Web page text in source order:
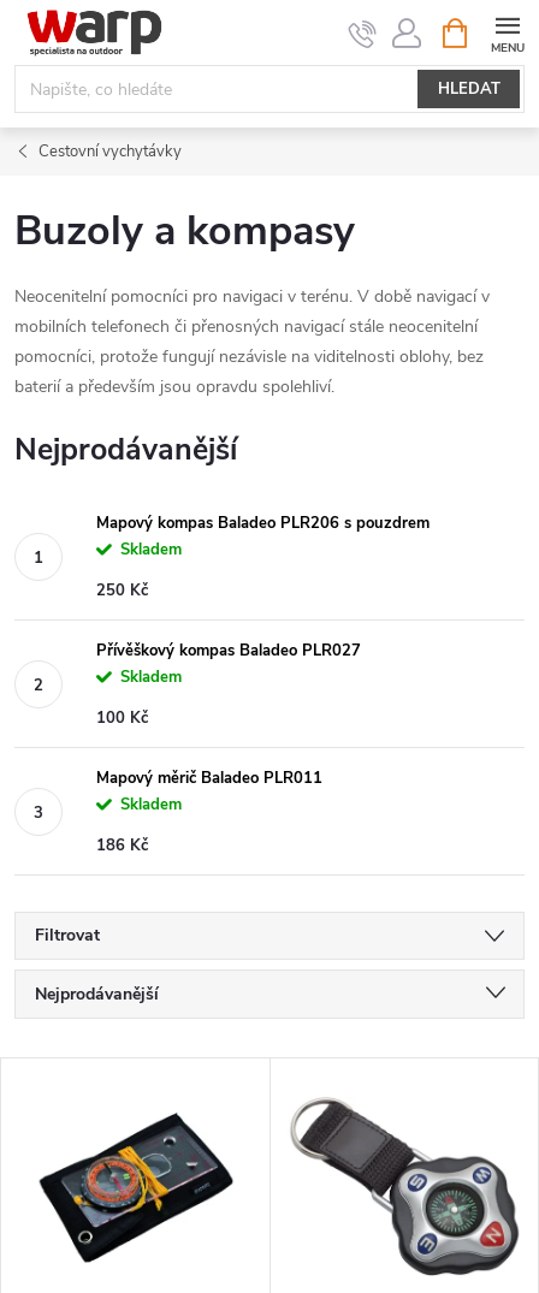
Přejít
obsah
HLEDAT
NÁKUPNÍ
KOŠÍK
Cestovní vychytávky
Buzoly a kompasy
Neocenitelní pomocníci pro navigaci v terénu. V době navigací v
mobilních telefonech či přenosných navigací stále neocenitelní
pomocníci, protože fungují nezávisle na viditelnosti oblohy, bez
baterií a především jsou opravdu spolehliví.
Nejprodávanější
Mapový kompas Baladeo PLR206 s pouzdrem
Skladem
250 Kč
Přívěškový kompas Baladeo PLR027
Skladem
100 Kč
Mapový měrič Baladeo PLR011
Skladem
186 Kč
Filtrovat
Ř
a
Nejprodávanější
p